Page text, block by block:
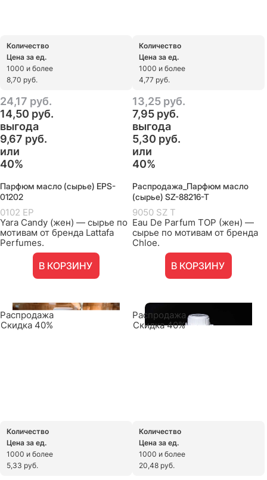
Количество
Цена за ед.
1000 и более
8,70 руб.
24,17 руб.
14,50 руб.
выгода
9,67 руб.
или
40%
Парфюм масло (сырье) EPS-
01202
0102 EP
Yara Candy (жен) — сырье по
мотивам от бренда Lattafa
Perfumes.
В КОРЗИНУ
Количество
Цена за ед.
1000 и более
4,77 руб.
13,25 руб.
7,95 руб.
выгода
5,30 руб.
или
40%
Распродажа_Парфюм масло
(сырье) SZ-88216-T
9050 SZ T
Eau De Parfum TOP (жен) —
сырье по мотивам от бренда
Chloe.
В КОРЗИНУ
Распродажа
Скидка 40%
Количество
Цена за ед.
1000 и более
5,33 руб.
Распродажа
Скидка 40%
Количество
Цена за ед.
1000 и более
20,48 руб.